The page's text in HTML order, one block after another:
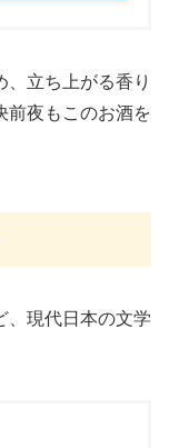
立ち上がる香り
前夜もこのお酒を
、現代日本の文学